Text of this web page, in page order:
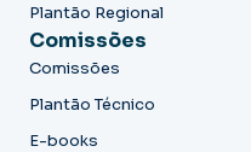
Plantão Regional
Comissões
Comissões
Plantão Técnico
E-books